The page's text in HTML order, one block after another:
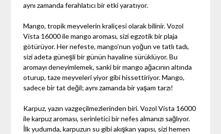
aynı zamanda ferahlatıcı bir etki yaratıyor.
Mango, tropik meyvelerin kraliçesi olarak bilinir. Vozol
Vista 16000 ile mango aroması, sizi egzotik bir plaja
götürüyor. Her nefeste, mango’nun yoğun ve tatlı tadı,
sizi adeta güneşli bir günün hayaline sürüklüyor. Bu
aromayı deneyimlemek, sanki bir mango ağacının altında
oturup, taze meyveleri yiyor gibi hissettiriyor. Mango,
sadece bir tat değil; aynı zamanda bir yaşam tarzı!
Karpuz, yazın vazgeçilmezlerinden biri. Vozol Vista 16000
ile karpuz aroması, serinletici bir nefes almanızı sağlıyor.
İlk yudumda, karpuzun su gibi akışkan yapısı, sizi hemen